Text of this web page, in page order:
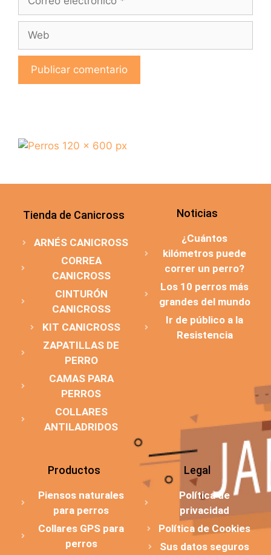
Tienda de Canicross
ARNÉS CANICROSS
CORREA
CANICROSS
CINTURÓN
CANICROSS
KIT CANICROSS
ZAPATILLAS DE
PERRO
CAMAS PARA
PERROS
COLLARES
ANTILADRIDOS
Noticias
¿Cuántos
kilómetros puede
correr un perro?
Los 10 perros más
grandes del mundo
Ir de público a la
Resistencia
Productos
Piensos naturales
para perros
Collares GPS para
perros
Legal
Política de
privacidad
Política de Cookies
Sus datos seguros